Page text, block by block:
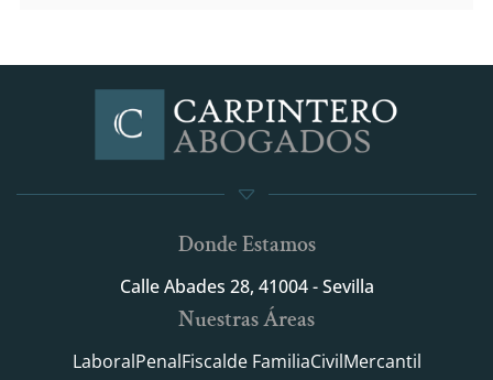
Donde Estamos
Calle Abades 28, 41004 - Sevilla
Nuestras Áreas
LaboralPenalFiscalde FamiliaCivilMercantil